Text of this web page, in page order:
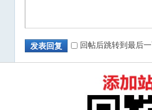
发表回复 回帖后跳转到最后